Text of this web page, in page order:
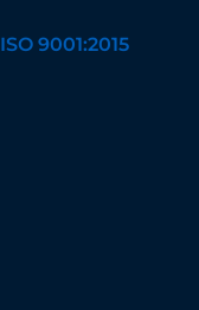
ISO 9001:2015